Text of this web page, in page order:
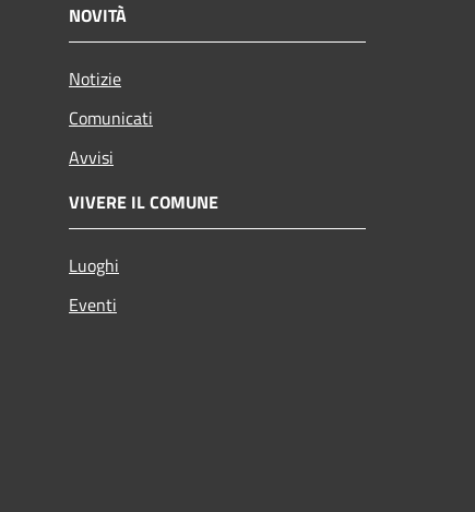
NOVITÀ
Notizie
Comunicati
Avvisi
VIVERE IL COMUNE
Luoghi
Eventi